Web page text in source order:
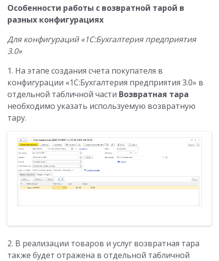
Особенности работы с возвратной тарой в
разных конфигурациях
Для конфигураций «1С:Бухгалтерия предприятия
3.0»
1. На этапе создания счета покупателя в
конфигурации «1С:Бухгалтерия предприятия 3.0» в
отдельной табличной части Возвратная тара
необходимо указать используемую возвратную
тару.
2. В реализации товаров и услуг возвратная тара
также будет отражена в отдельной табличной